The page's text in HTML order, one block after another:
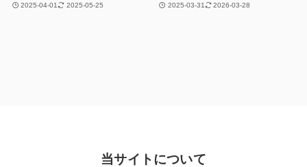
2025-04-01 2025-05-25 2025-03-31 2026-03-28
当サイトについて